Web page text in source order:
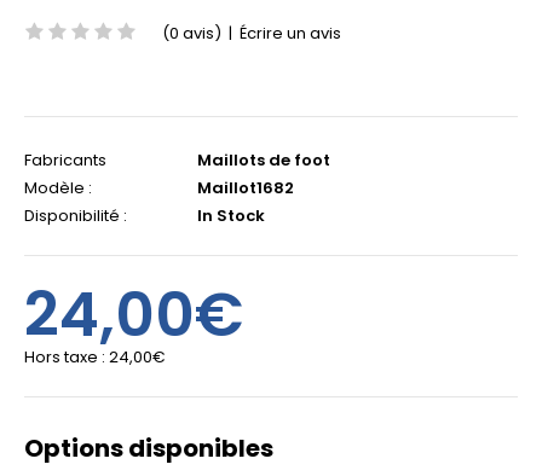
(0 avis) | Écrire un avis
Fabricants
Maillots de foot
Modèle :
Maillot1682
Disponibilité :
In Stock
24,00€
Hors taxe : 24,00€
Options disponibles